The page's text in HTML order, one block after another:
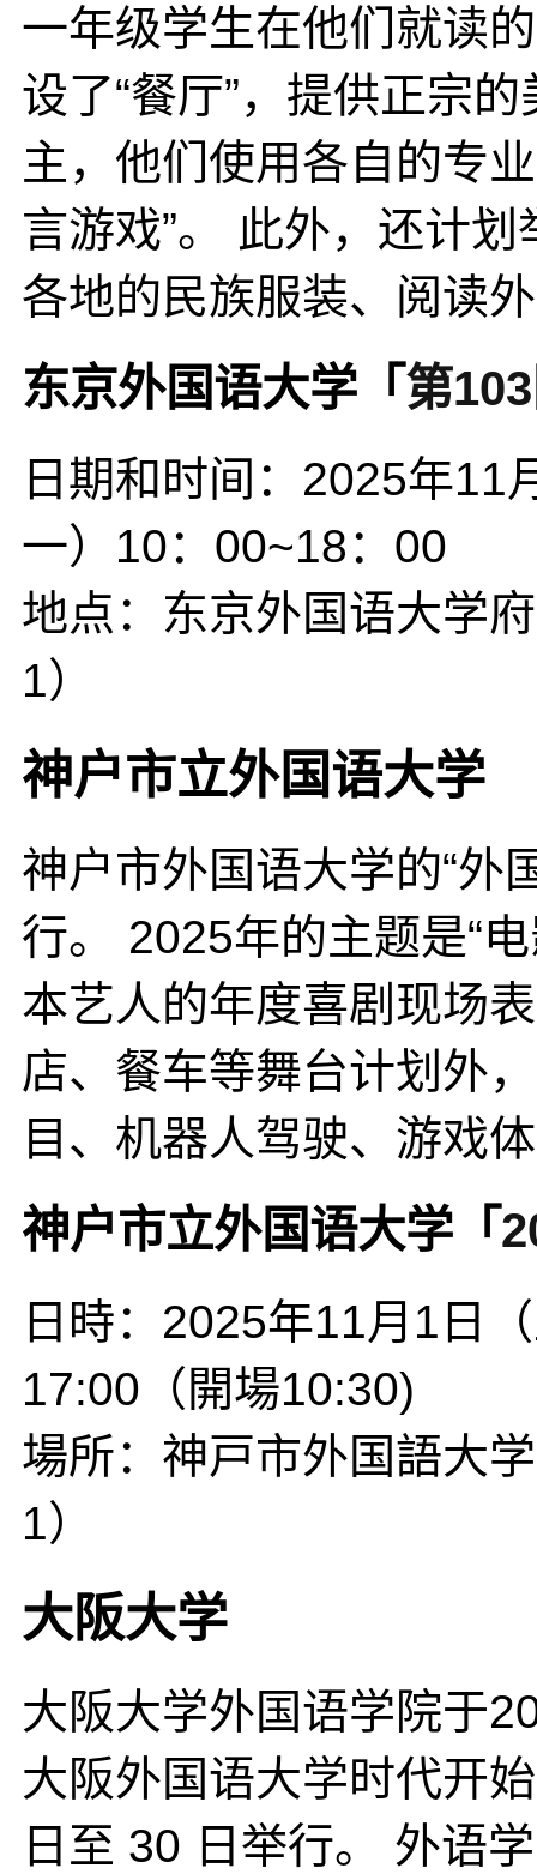
一年级学生在他们就读
设了“餐厅”，提供正宗
主，他们使用各自的专
言游戏”。 此外，还计
各地的民族服装、阅读
东京外国语大学「 第
日期和时间：2025年11
一）10：00~18：00
地点：东京外国语大学
1）
神户市立外国语大学
神户市外国语大学的“外
行。 2025年的主题是“
本艺人的年度喜剧现场
店、餐车等舞台计划外
目、机器人驾驶、游戏
神户市立外国语大学「
日時：2025年11月1日
17:00（開場10:30)
場所：神戸市外国語大
1）
大阪大学
大阪大学外国语学院于
大阪外国语大学时代开
日至 30 日举行。 外语